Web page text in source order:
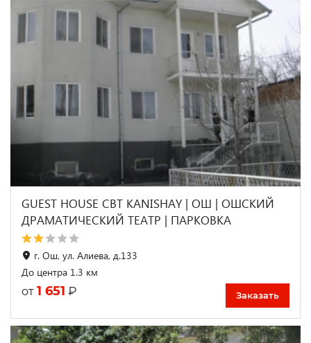
GUEST HOUSE CBT KANISHAY | ОШ | ОШСКИЙ
ДРАМАТИЧЕСКИЙ ТЕАТР | ПАРКОВКА
г. Ош, ул. Алиева, д.133
До центра 1.3 км
от 1 651 ₽ Заказать